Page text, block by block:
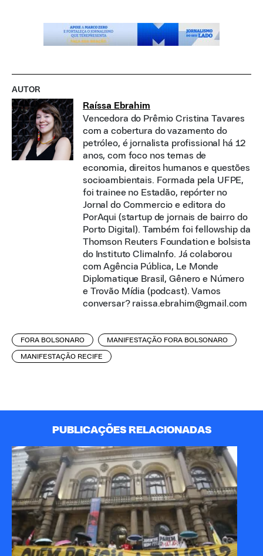
AUTOR
Raíssa Ebrahim
Vencedora do Prêmio Cristina Tavares
com a cobertura do vazamento do
petróleo, é jornalista profissional há 12
anos, com foco nos temas de
economia, direitos humanos e questões
socioambientais. Formada pela UFPE,
foi trainee no Estadão, repórter no
Jornal do Commercio e editora do
PorAqui (startup de jornais de bairro do
Porto Digital). Também foi fellowship da
Thomson Reuters Foundation e bolsista
do Instituto ClimaInfo. Já colaborou
com Agência Pública, Le Monde
Diplomatique Brasil, Gênero e Número
e Trovão Mídia (podcast). Vamos
conversar? raissa.ebrahim@gmail.com
FORA BOLSONARO MANIFESTAÇÃO FORA BOLSONARO
MANIFESTAÇÃO RECIFE
PUBLICAÇÕES RELACIONADAS